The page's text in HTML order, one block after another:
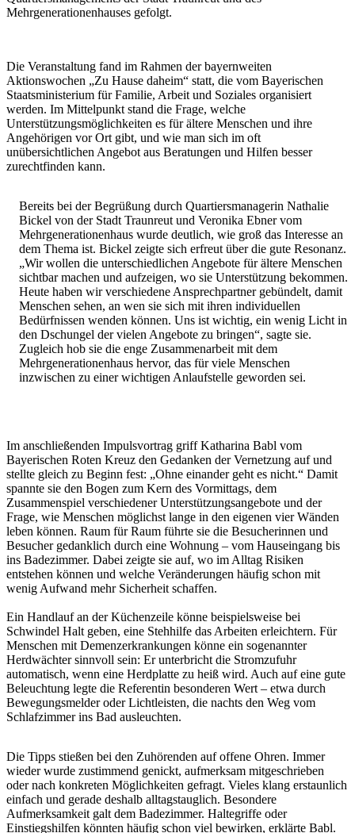
Mehrgenerationenhauses gefolgt.
Die Veranstaltung fand im Rahmen der bayernweiten
Aktionswochen „Zu Hause daheim“ statt, die vom Bayerischen
Staatsministerium für Familie, Arbeit und Soziales organisiert
werden. Im Mittelpunkt stand die Frage, welche
Unterstützungsmöglichkeiten es für ältere Menschen und ihre
Angehörigen vor Ort gibt, und wie man sich im oft
unübersichtlichen Angebot aus Beratungen und Hilfen besser
zurechtfinden kann.
Bereits bei der Begrüßung durch Quartiersmanagerin Nathalie
Bickel von der Stadt Traunreut und Veronika Ebner vom
Mehrgenerationenhaus wurde deutlich, wie groß das Interesse an
dem Thema ist. Bickel zeigte sich erfreut über die gute Resonanz.
„Wir wollen die unterschiedlichen Angebote für ältere Menschen
sichtbar machen und aufzeigen, wo sie Unterstützung bekommen.
Heute haben wir verschiedene Ansprechpartner gebündelt, damit
Menschen sehen, an wen sie sich mit ihren individuellen
Bedürfnissen wenden können. Uns ist wichtig, ein wenig Licht in
den Dschungel der vielen Angebote zu bringen“, sagte sie.
Zugleich hob sie die enge Zusammenarbeit mit dem
Mehrgenerationenhaus hervor, das für viele Menschen
inzwischen zu einer wichtigen Anlaufstelle geworden sei.
Im anschließenden Impulsvortrag griff Katharina Babl vom
Bayerischen Roten Kreuz den Gedanken der Vernetzung auf und
stellte gleich zu Beginn fest: „Ohne einander geht es nicht.“ Damit
spannte sie den Bogen zum Kern des Vormittags, dem
Zusammenspiel verschiedener Unterstützungsangebote und der
Frage, wie Menschen möglichst lange in den eigenen vier Wänden
leben können. Raum für Raum führte sie die Besucherinnen und
Besucher gedanklich durch eine Wohnung – vom Hauseingang bis
ins Badezimmer. Dabei zeigte sie auf, wo im Alltag Risiken
entstehen können und welche Veränderungen häufig schon mit
wenig Aufwand mehr Sicherheit schaffen.
Ein Handlauf an der Küchenzeile könne beispielsweise bei
Schwindel Halt geben, eine Stehhilfe das Arbeiten erleichtern. Für
Menschen mit Demenzerkrankungen könne ein sogenannter
Herdwächter sinnvoll sein: Er unterbricht die Stromzufuhr
automatisch, wenn eine Herdplatte zu heiß wird. Auch auf eine gute
Beleuchtung legte die Referentin besonderen Wert – etwa durch
Bewegungsmelder oder Lichtleisten, die nachts den Weg vom
Schlafzimmer ins Bad ausleuchten.
Die Tipps stießen bei den Zuhörenden auf offene Ohren. Immer
wieder wurde zustimmend genickt, aufmerksam mitgeschrieben
oder nach konkreten Möglichkeiten gefragt. Vieles klang erstaunlich
einfach und gerade deshalb alltagstauglich. Besondere
Aufmerksamkeit galt dem Badezimmer. Haltegriffe oder
Einstiegshilfen könnten häufig schon viel bewirken, erklärte Babl.